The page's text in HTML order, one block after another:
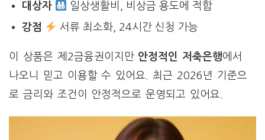
대상자
일상생활비, 비상금 용도에 적합
강점
서류 최소화, 24시간 신청 가능
이 상품은 제2금융권이지만 안정적인 저축은행에서
나오니 믿고 이용할 수 있어요. 최근 2026년 기준으
로 금리와 조건이 안정적으로 운영되고 있어요.